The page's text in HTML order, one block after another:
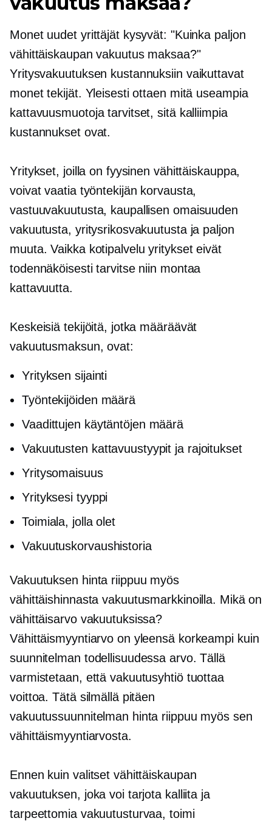
Monet uudet yrittäjät kysyvät: "Kuinka paljon
vähittäiskaupan vakuutus maksaa?"
Yritysvakuutuksen kustannuksiin vaikuttavat
monet tekijät. Yleisesti ottaen mitä useampia
kattavuusmuotoja tarvitset, sitä kalliimpia
kustannukset ovat.
Yritykset, joilla on fyysinen vähittäiskauppa,
voivat vaatia työntekijän korvausta,
vastuuvakuutusta, kaupallisen omaisuuden
vakuutusta, yritysrikosvakuutusta ja paljon
muuta. Vaikka kotipalvelu yritykset eivät
todennäköisesti tarvitse niin montaa
kattavuutta.
Keskeisiä tekijöitä, jotka määräävät
vakuutusmaksun, ovat:
Yrityksen sijainti
Työntekijöiden määrä
Vaadittujen käytäntöjen määrä
Vakuutusten kattavuustyypit ja rajoitukset
Yritysomaisuus
Yrityksesi tyyppi
Toimiala, jolla olet
Vakuutuskorvaushistoria
Vakuutuksen hinta riippuu myös
vähittäishinnasta vakuutusmarkkinoilla. Mikä on
vähittäisarvo vakuutuksissa?
Vähittäismyyntiarvo on yleensä korkeampi kuin
suunnitelman todellisuudessa arvo. Tällä
varmistetaan, että vakuutusyhtiö tuottaa
voittoa. Tätä silmällä pitäen
vakuutussuunnitelman hinta riippuu myös sen
vähittäismyyntiarvosta.
Ennen kuin valitset vähittäiskaupan
vakuutuksen, joka voi tarjota kalliita ja
tarpeettomia vakuutusturvaa, toimi